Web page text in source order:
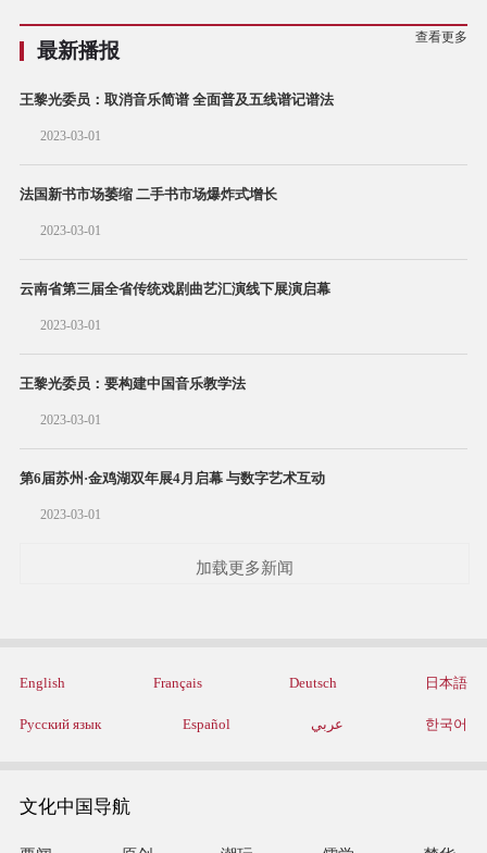
最新播报
查看更多
王黎光委员：取消音乐简谱 全面普及五线谱记谱法
2023-03-01
法国新书市场萎缩 二手书市场爆炸式增长
2023-03-01
云南省第三届全省传统戏剧曲艺汇演线下展演启幕
2023-03-01
王黎光委员：要构建中国音乐教学法
2023-03-01
第6届苏州·金鸡湖双年展4月启幕 与数字艺术互动
2023-03-01
加载更多新闻
English Français Deutsch 日本語
Русский язык Español عربي 한국어
文化中国导航